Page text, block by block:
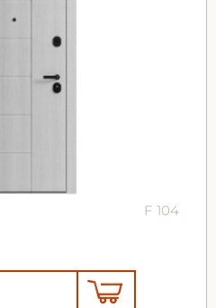
F 104